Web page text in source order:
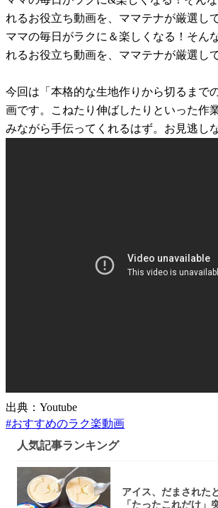
れるお役立ち動画を、ママテナが厳選し
ママの毎日がラクに＆楽しくなる！そん
れるお役立ち動画を、ママテナが厳選し
今回は「本格的な生地作りから切るまで
画です。こねたり伸ばしたりといった作
みながら手伝ってくれるはず。お見逃し
出典：Youtube
#おすすめのラク楽動画
人気記事ランキング
アイス、だまされた
「たったこれだけ」